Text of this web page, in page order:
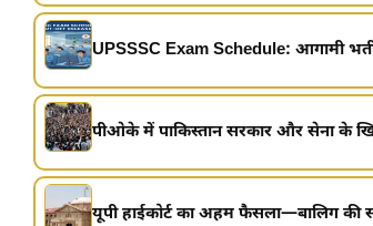
UPSSSC Exam Schedule: आगामी भर्ती
पीओके में पाकिस्तान सरकार और सेना के
यूपी हाईकोर्ट का अहम फैसला—बालिग की